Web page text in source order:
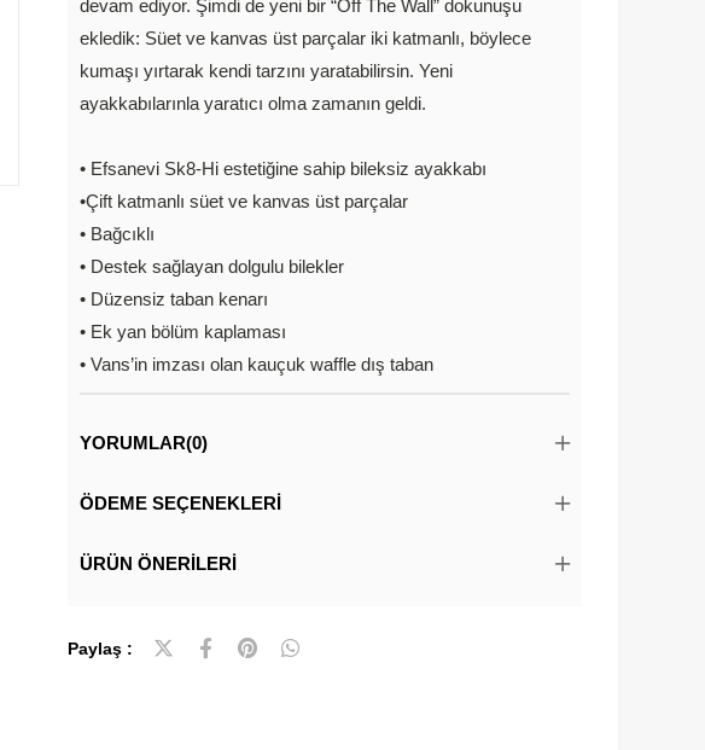
devam ediyor. Şimdi de yeni bir “Off The Wall” dokunuşu
ekledik: Süet ve kanvas üst parçalar iki katmanlı, böylece
kumaşı yırtarak kendi tarzını yaratabilirsin. Yeni
ayakkabılarınla yaratıcı olma zamanın geldi.
• Efsanevi Sk8-Hi estetiğine sahip bileksiz ayakkabı
•Çift katmanlı süet ve kanvas üst parçalar
• Bağcıklı
• Destek sağlayan dolgulu bilekler
• Düzensiz taban kenarı
• Ek yan bölüm kaplaması
• Vans’in imzası olan kauçuk waffle dış taban
YORUMLAR(0)
ÖDEME SEÇENEKLERI
ÜRÜN ÖNERILERI
Paylaş :